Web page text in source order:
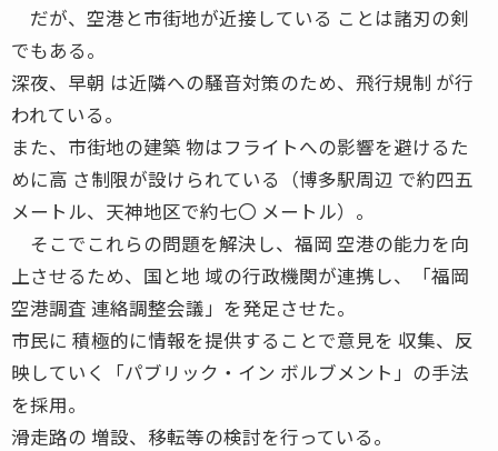
だが、空港と市街地が近接している ことは諸刃の剣
でもある。
深夜、早朝 は近隣への騒音対策のため、飛行規制 が行
われている。
また、市街地の建築 物はフライトへの影響を避けるた
めに高 さ制限が設けられている（博多駅周辺 で約四五
メートル、天神地区で約七〇 メートル）。
そこでこれらの問題を解決し、福岡 空港の能力を向
上させるため、国と地 域の行政機関が連携し、「福岡
空港調査 連絡調整会議」を発足させた。
市民に 積極的に情報を提供することで意見を 収集、反
映していく「パブリック・イン ボルブメント」の手法
を採用。
滑走路の 増設、移転等の検討を行っている。